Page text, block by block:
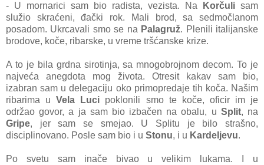
- U mornarici sam bio radista, vezista. Na Korčuli sam
služio skraćeni, đački rok. Mali brod, sa sedmočlanom
posadom. Ukrcavali smo se na Palagruž. Plenili italijanske
brodove, koče, ribarske, u vreme tršćanske krize.
A to je bila grdna sirotinja, sa mnogobrojnom decom. To je
najveća anegdota mog života. Otresit kakav sam bio,
izabran sam u delegaciju oko primopredaje tih koča. Našim
ribarima uVela Luci poklonili smo te koče, oficir im je
održao govor, a ja sam bio izbačen na obalu, u Split, na
Gripe, jer sam se smejao. U Splitu je bilo strašno,
disciplinovano. Posle sam bio i u Stonu, i u Kardeljevu.
Po svetu sam inače bivao u velikim lukama. I u